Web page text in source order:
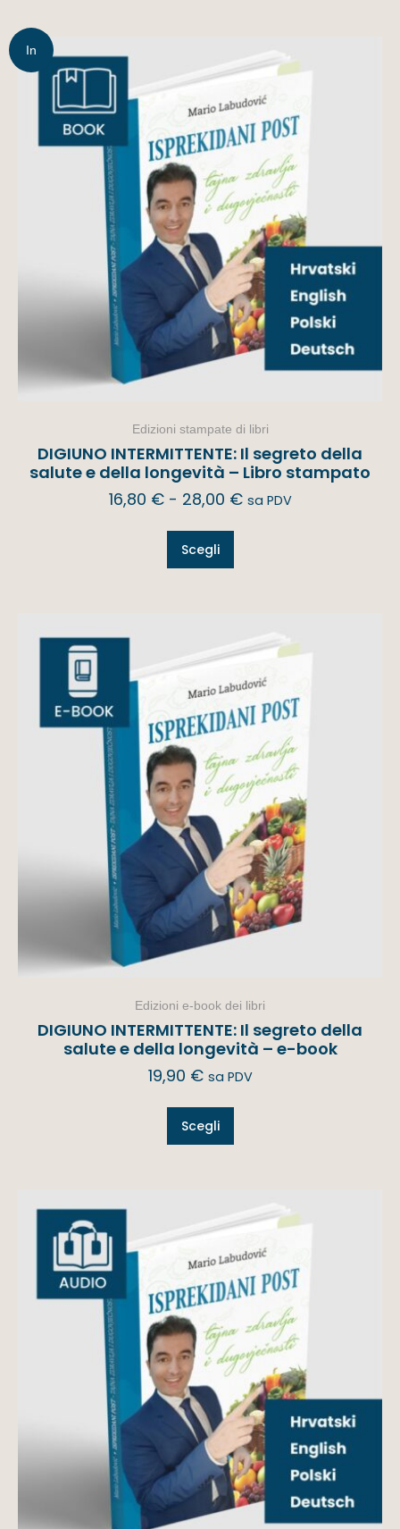
In
Edizioni stampate di libri
DIGIUNO INTERMITTENTE: Il segreto della
salute e della longevità – Libro stampato
16,80 € - 28,00 € sa PDV
Scegli
Edizioni e-book dei libri
DIGIUNO INTERMITTENTE: Il segreto della
salute e della longevità – e-book
19,90 € sa PDV
Scegli